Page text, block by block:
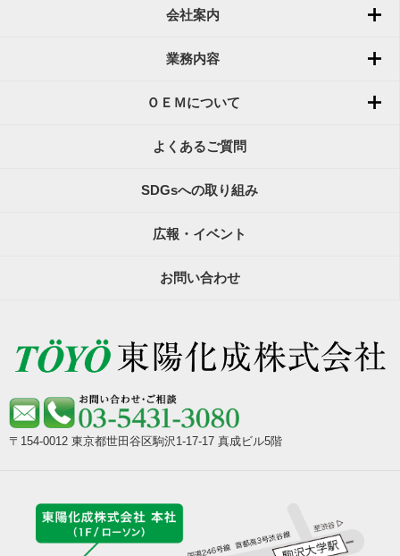
会社案内
業務内容
ＯＥＭについて
よくあるご質問
SDGsへの取り組み
広報・イベント
お問い合わせ
〒154-0012 東京都世田谷区駒沢1-17-17 真成ビル5階